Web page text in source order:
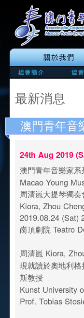
最新消息
澳門青年音
24th Aug 2019
澳門青年音樂家系
Macao Young
周清嵐大提琴獨奏
Kiora, Zhou
2019.08.24 (Sat)
崗頂劇院 Teatro
周清嵐 Kiora,
現就讀於奧地利
斯教授
Kunst University
Prof. Tobias